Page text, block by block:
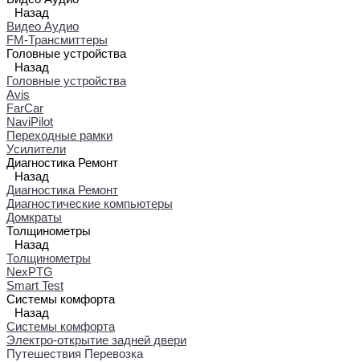
Назад
Видео Аудио
FM-Трансмиттеры
Головные устройства
Назад
Головные устройства
Avis
FarCar
NaviPilot
Переходные рамки
Усилители
Диагностика Ремонт
Назад
Диагностика Ремонт
Диагностические компьютеры
Домкраты
Толщинометры
Назад
Толщинометры
NexPTG
Smart Test
Системы комфорта
Назад
Системы комфорта
Электро-открытие задней двери
Путешествия Перевозка